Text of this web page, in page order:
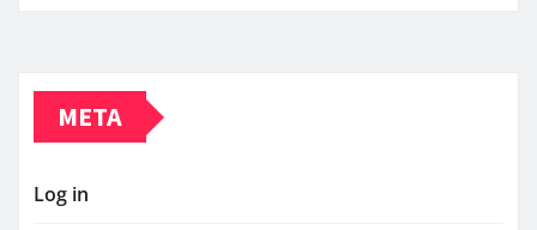
META
Log in